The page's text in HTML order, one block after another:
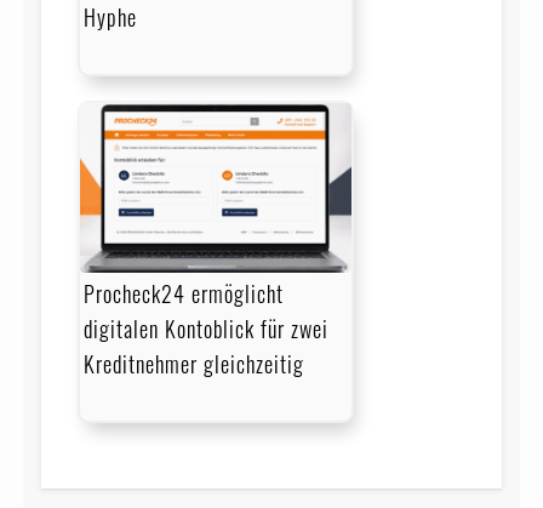
Hyphe
Procheck24 ermöglicht
digitalen Kontoblick für zwei
Kreditnehmer gleichzeitig